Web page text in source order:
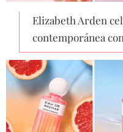
Elizabeth Arden
contemporánea